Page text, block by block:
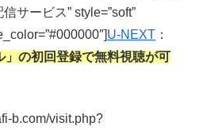
サービス” style=”soft”
U-NEXT ：
」の初回登録で無料視聴が可
b.com/visit.php?